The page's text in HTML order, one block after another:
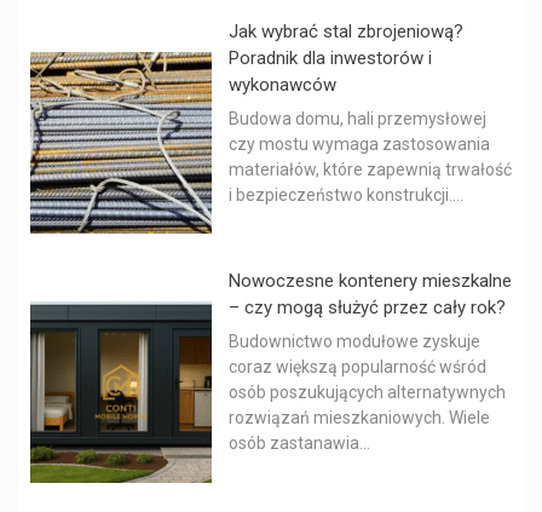
Jak wybrać stal zbrojeniową?
Poradnik dla inwestorów i
wykonawców
Budowa domu, hali przemysłowej
czy mostu wymaga zastosowania
materiałów, które zapewnią trwałość
i bezpieczeństwo konstrukcji....
Nowoczesne kontenery mieszkalne
– czy mogą służyć przez cały rok?
Budownictwo modułowe zyskuje
coraz większą popularność wśród
osób poszukujących alternatywnych
rozwiązań mieszkaniowych. Wiele
osób zastanawia...